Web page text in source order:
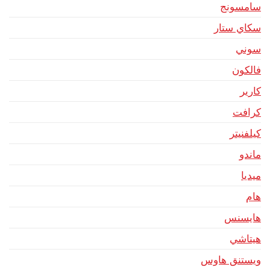
سامسونج
سكاي ستار
سوني
فالكون
كارير
كرافت
كيلفنيتر
ماندو
ميديا
هام
هايسنس
هيتاشي
ويستنق هاوس